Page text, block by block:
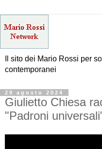
Il sito dei Mario Rossi per
contemporanei
29 agosto 2024
Giulietto Chiesa
"Padroni